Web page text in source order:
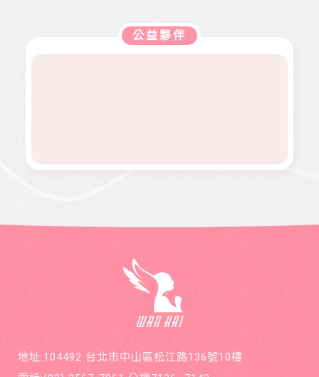
務工
作，如
靈、健
康、人
年12期
萬海航
運慈善
基金會
在公益
同打造
短幾個
開朗，
公益夥伴
地址:104492 台北市中山區松江路136號10樓